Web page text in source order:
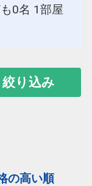
0名 1部屋
絞り込み
の高い順